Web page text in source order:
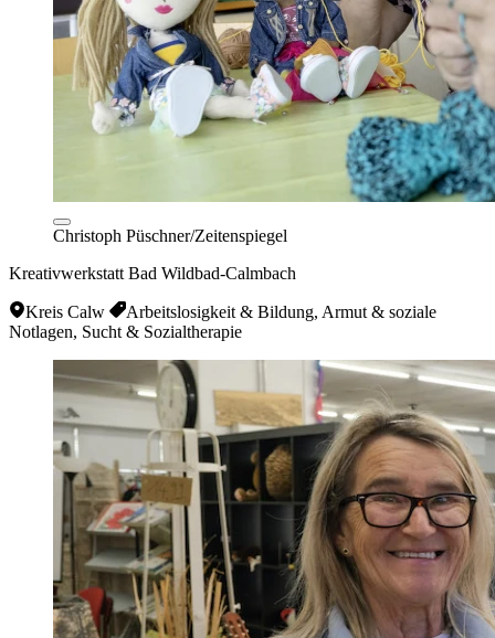
Christoph Püschner/Zeitenspiegel
Kreativwerkstatt Bad Wildbad-Calmbach
Kreis Calw
Arbeitslosigkeit & Bildung, Armut & soziale
Notlagen, Sucht & Sozialtherapie